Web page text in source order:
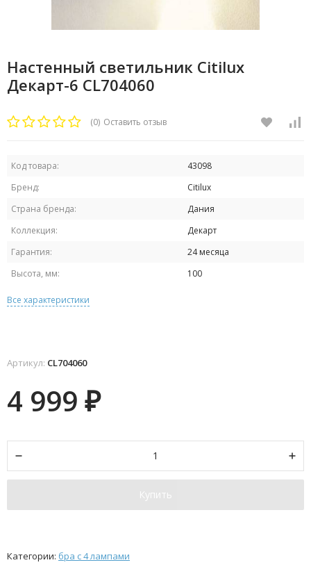
Настенный светильник Citilux
Декарт-6 CL704060
(0) Оставить отзыв
Код товара:
43098
Бренд:
Citilux
Страна бренда:
Дания
Коллекция:
Декарт
Гарантия:
24 месяца
Высота, мм:
100
Все характеристики
Артикул: CL704060
4 999 ₽
Купить
Категории: бра с 4 лампами